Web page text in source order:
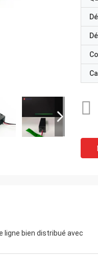
ligne bien distribué avec